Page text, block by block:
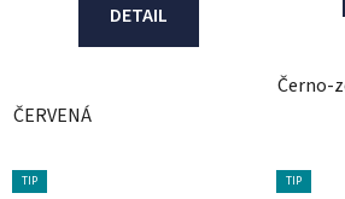
DETAIL
ČERVENÁ
Černo-
TIP TIP